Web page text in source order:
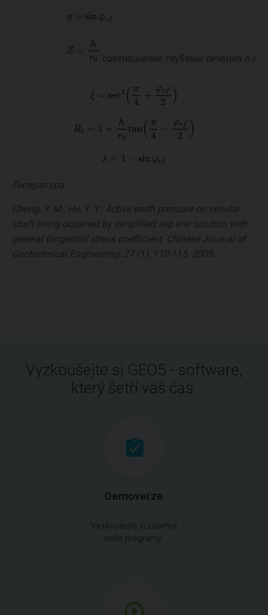
соотношение глубины сечения h и
Литература:
Cheng, Y. M.; Hu, Y. Y.: Active earth pressure on circular
shaft lining obtained by simplified slip line solution with
general tangential stress coefficient. Chinese Journal of
Geotechnical Engineering, 27 (1), 110-115, 2005.
Vyzkoušejte si GEO5 - software,
který šetří váš čas.
Demoverze
Vyzkoušejte si zdarma
naše programy.